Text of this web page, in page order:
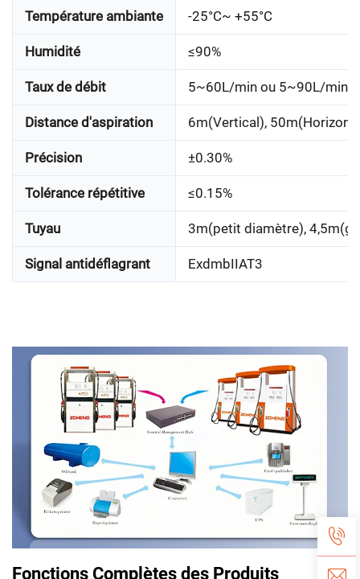
Température ambiante -25°C~ +55°C
Humidité ≤90%
Taux de débit 5~60L/min ou 5~90L/min
Distance d'aspiration 6m(Vertical),
Précision ±0.30%
Tolérance répétitive ≤0.15%
Tuyau 3m(petit diamètre),
Signal antidéflagrant ExdmbIIAT3
Fonctions Complètes des Produits